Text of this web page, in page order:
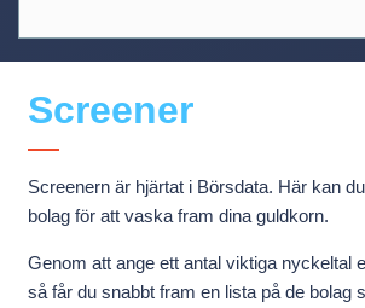
Screener
Screenern är hjärtat i Börsdata. Här kan
bolag för att vaska fram dina guldkorn.
Genom att ange ett antal viktiga nyckeltal
så får du snabbt fram en lista på de bolag